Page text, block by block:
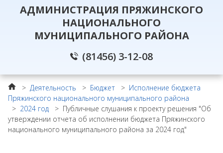
АДМИНИСТРАЦИЯ ПРЯЖИНСКОГО
НАЦИОНАЛЬНОГО
МУНИЦИПАЛЬНОГО РАЙОНА
(81456) 3-12-08
> Деятельность > Бюджет > Исполнение бюджета
Пряжинского национального муниципального района
> 2024 год > Публичные слушания к проекту решения "Об
утверждении отчета об исполнении бюджета Пряжинского
национального муниципального района за 2024 год"